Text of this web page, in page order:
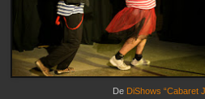
De DiShows “Cabaret